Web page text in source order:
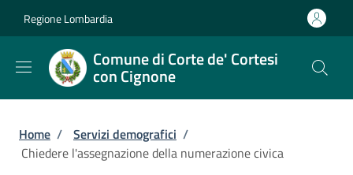
Regione Lombardia
Comune di Corte de' Cortesi
con Cignone
Briciole di pane
Home / Servizi demografici /
Chiedere l'assegnazione della numerazione civica